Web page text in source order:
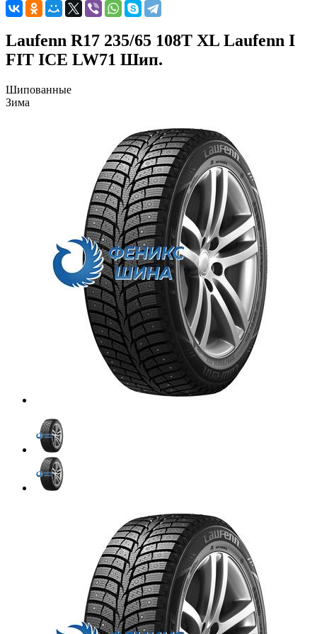
Laufenn R17 235/65 108T XL Laufenn I
FIT ICE LW71 Шип.
Шипованные
Зима